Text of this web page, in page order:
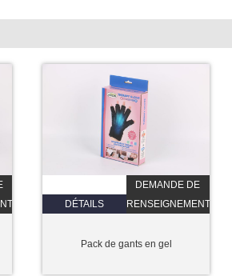
DÉTAILS
DEMANDE DE
RENSEIGNEMENTS
Pack de gants en gel